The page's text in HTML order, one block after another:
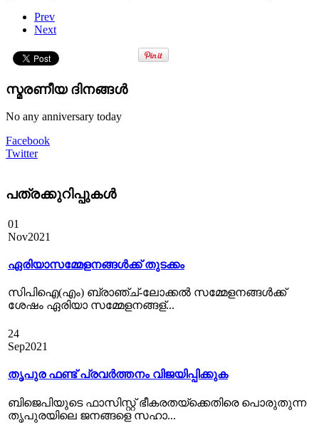
Prev
Next
സ്മരണീയ ദിനങ്ങൾ
No any anniversary today
Facebook
Twitter
പത്രക്കുറിപ്പുകള്‍
01
Nov2021
ഏരിയാസമ്മേളനങ്ങൾക്ക് തുടക്കം
സിപിഐ(എം) ബ്രാഞ്ച്-ലോക്കല്‍ സമ്മേളനങ്ങള്‍ക്ക്
ശേഷം ഏരിയാ സമ്മേളനങ്ങള്...
24
Sep2021
തൃപുര ഫണ്ട് പ്രവര്‍ത്തനം വിജയിപ്പിക്കുക
ബിജെപിയുടെ ഫാസിസ്റ്റ് ഭീകരതയ്ക്കെതിരെ പൊരുതുന്ന
തൃപുരയിലെ ജനങ്ങളെ സഹാ...